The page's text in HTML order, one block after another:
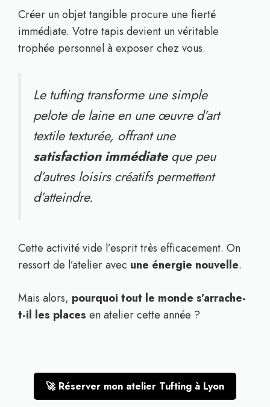
Créer un objet tangible procure une fierté
immédiate. Votre tapis devient un véritable
trophée personnel à exposer chez vous.
Le tufting transforme une simple
pelote de laine en une œuvre d’art
textile texturée, offrant une
satisfaction immédiateque peu
d’autres loisirs créatifs permettent
d’atteindre.
Cette activité vide l’esprit très efficacement. On
ressort de l’atelier avec une énergie nouvelle.
Mais alors, pourquoi tout le monde s’arrache-
t-il les places en atelier cette année ?
🚀 Réserver mon atelier Tufting à Lyon